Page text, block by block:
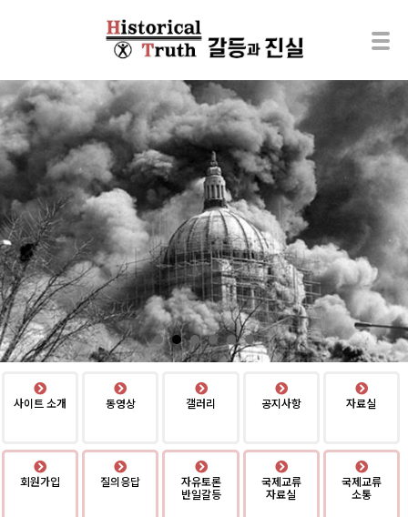
사이트 소개 동영상 갤러리 공지사항 자료실
회원가입 질의응답
자유토론
반일갈등
국제교류
자료실
국제교류
소통